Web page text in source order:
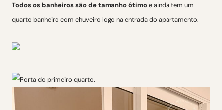
Todos os banheiros são de tamanho ótimoe ainda tem um
quarto banheiro com chuveiro logo na entrada do apartamento.